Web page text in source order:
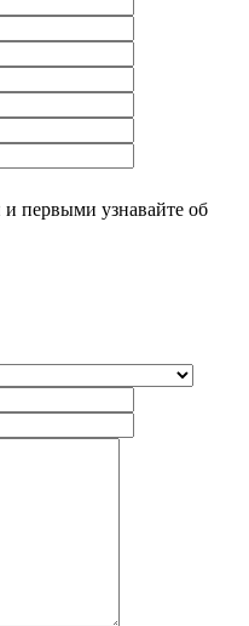
первыми узнавайте об